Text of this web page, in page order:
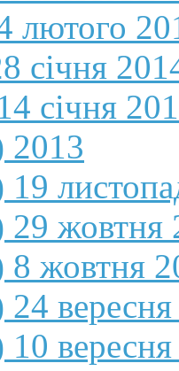
лютого
січня
січня
жовтня
жовтня